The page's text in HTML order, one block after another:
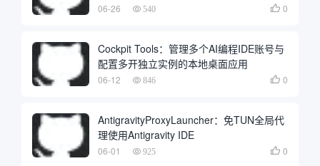
06-26 540  0
Cockpit Tools：管理多个AI编程IDE账号与
配置多开独立实例的本地桌面应用
06-12 846  0
AntigravityProxyLauncher：免TUN全局代
理使用Antigravity IDE
06-01 925  0